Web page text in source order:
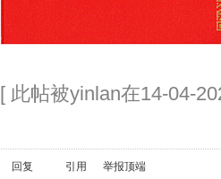
[ 此帖被yinlan在14-04-
回复 引用 举报顶端